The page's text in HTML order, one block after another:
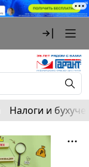
Налоги и